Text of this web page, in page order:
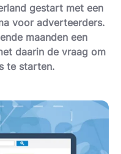
gestart met een
voor adverteerders.
maanden een
daarin de vraag om
te starten.